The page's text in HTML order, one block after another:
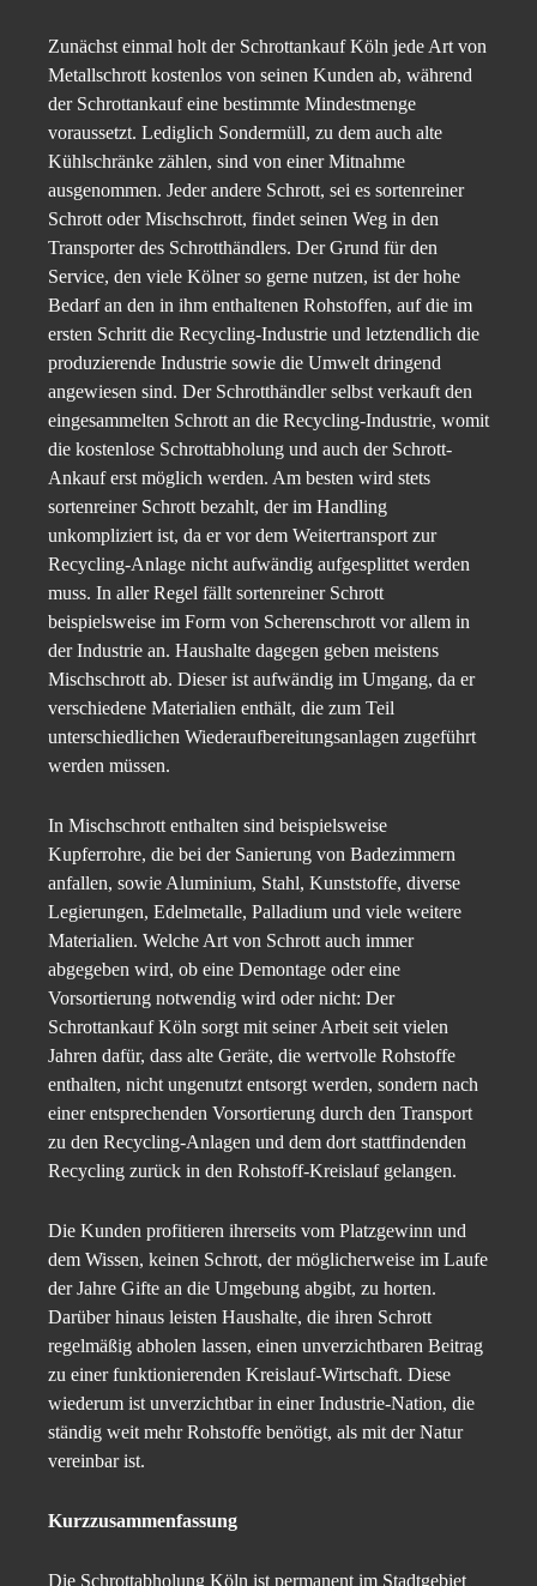
Zunächst einmal holt der Schrottankauf Köln jede Art von
Metallschrott kostenlos von seinen Kunden ab, während
der Schrottankauf eine bestimmte Mindestmenge
voraussetzt. Lediglich Sondermüll, zu dem auch alte
Kühlschränke zählen, sind von einer Mitnahme
ausgenommen. Jeder andere Schrott, sei es sortenreiner
Schrott oder Mischschrott, findet seinen Weg in den
Transporter des Schrotthändlers. Der Grund für den
Service, den viele Kölner so gerne nutzen, ist der hohe
Bedarf an den in ihm enthaltenen Rohstoffen, auf die im
ersten Schritt die Recycling-Industrie und letztendlich die
produzierende Industrie sowie die Umwelt dringend
angewiesen sind. Der Schrotthändler selbst verkauft den
eingesammelten Schrott an die Recycling-Industrie, womit
die kostenlose Schrottabholung und auch der Schrott-
Ankauf erst möglich werden. Am besten wird stets
sortenreiner Schrott bezahlt, der im Handling
unkompliziert ist, da er vor dem Weitertransport zur
Recycling-Anlage nicht aufwändig aufgesplittet werden
muss. In aller Regel fällt sortenreiner Schrott
beispielsweise im Form von Scherenschrott vor allem in
der Industrie an. Haushalte dagegen geben meistens
Mischschrott ab. Dieser ist aufwändig im Umgang, da er
verschiedene Materialien enthält, die zum Teil
unterschiedlichen Wiederaufbereitungsanlagen zugeführt
werden müssen.
In Mischschrott enthalten sind beispielsweise
Kupferrohre, die bei der Sanierung von Badezimmern
anfallen, sowie Aluminium, Stahl, Kunststoffe, diverse
Legierungen, Edelmetalle, Palladium und viele weitere
Materialien. Welche Art von Schrott auch immer
abgegeben wird, ob eine Demontage oder eine
Vorsortierung notwendig wird oder nicht: Der
Schrottankauf Köln sorgt mit seiner Arbeit seit vielen
Jahren dafür, dass alte Geräte, die wertvolle Rohstoffe
enthalten, nicht ungenutzt entsorgt werden, sondern nach
einer entsprechenden Vorsortierung durch den Transport
zu den Recycling-Anlagen und dem dort stattfindenden
Recycling zurück in den Rohstoff-Kreislauf gelangen.
Die Kunden profitieren ihrerseits vom Platzgewinn und
dem Wissen, keinen Schrott, der möglicherweise im Laufe
der Jahre Gifte an die Umgebung abgibt, zu horten.
Darüber hinaus leisten Haushalte, die ihren Schrott
regelmäßig abholen lassen, einen unverzichtbaren Beitrag
zu einer funktionierenden Kreislauf-Wirtschaft. Diese
wiederum ist unverzichtbar in einer Industrie-Nation, die
ständig weit mehr Rohstoffe benötigt, als mit der Natur
vereinbar ist.
Kurzzusammenfassung
Die Schrottabholung Köln ist permanent im Stadtgebiet